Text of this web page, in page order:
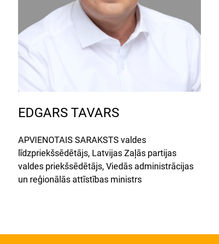
EDGARS TAVARS
APVIENOTAIS SARAKSTS valdes
līdzpriekšsēdētājs, Latvijas Zaļās partijas
valdes priekšsēdētājs, Viedās administrācijas
un reģionālās attīstības ministrs